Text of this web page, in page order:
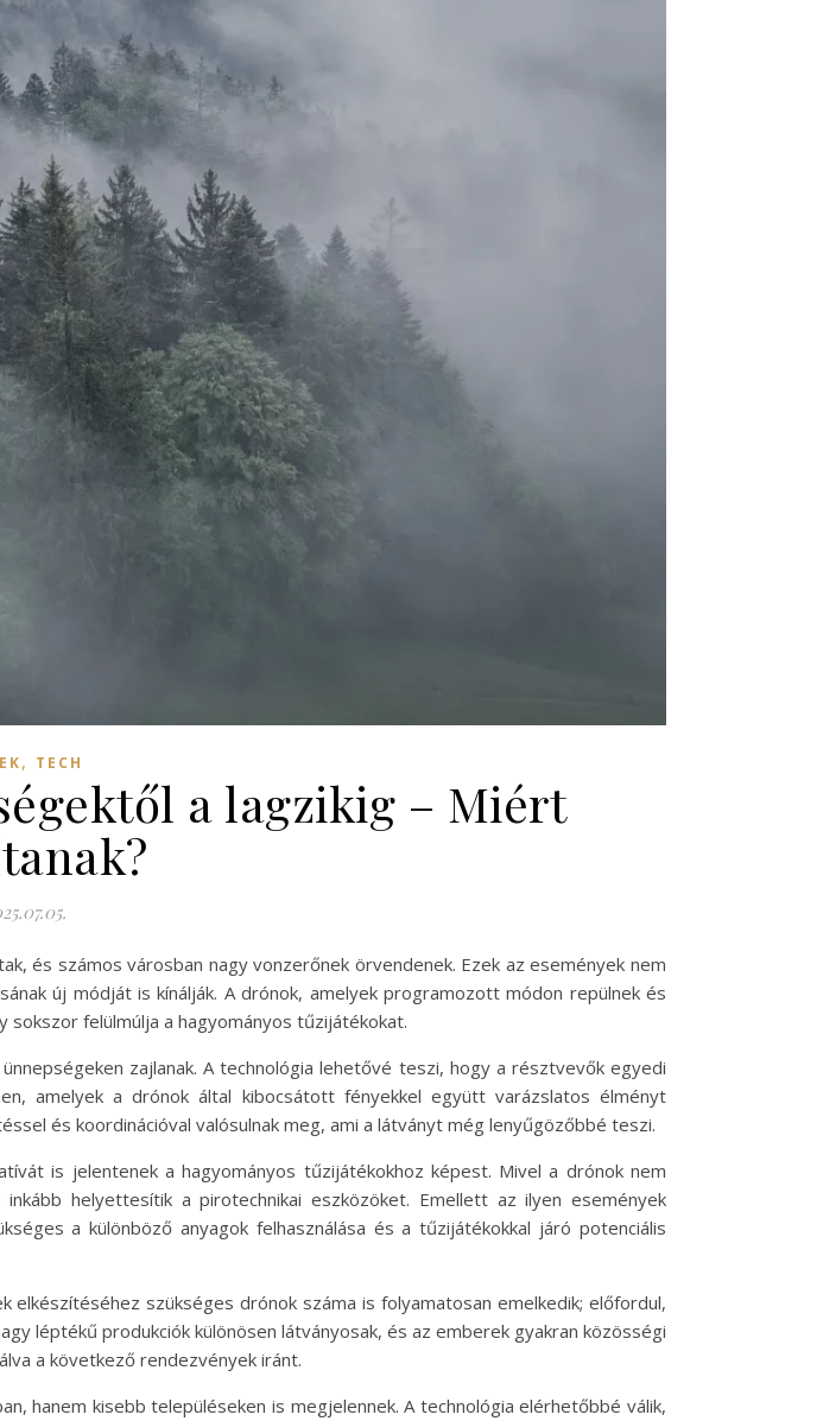
, TECH
a lagzikig – Miért
és számos városban nagy vonzerőnek örvendenek. Ezek az események nem
új módját is kínálják. A drónok, amelyek programozott módon repülnek és
sokszor felülmúlja a hagyományos tűzijátékokat.
zajlanak. A technológia lehetővé teszi, hogy a résztvevők egyedi
amelyek a drónok által kibocsátott fényekkel együtt varázslatos élményt
és koordinációval valósulnak meg, ami a látványt még lenyűgözőbbé teszi.
is jelentenek a hagyományos tűzijátékokhoz képest. Mivel a drónok nem
helyettesítik a pirotechnikai eszközöket. Emellett az ilyen események
a különböző anyagok felhasználása és a tűzijátékokkal járó potenciális
szükséges drónok száma is folyamatosan emelkedik; előfordul,
léptékű produkciók különösen látványosak, és az emberek gyakran közösségi
a következő rendezvények iránt.
hanem kisebb településeken is megjelennek. A technológia elérhetőbbé válik,